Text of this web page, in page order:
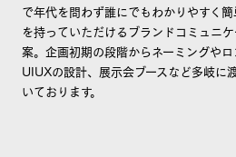
で年代を問わず誰にでもわかりやすく
を持っていただけるブランドコミュニ
案。企画初期の段階からネーミングや
UIUXの設計、展示会ブースなど多岐に
いております。